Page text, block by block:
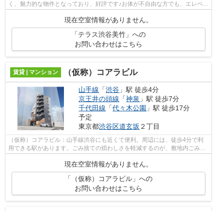
く、魅力的な物件となっており、好評です♪お体が不自由な方でも、エレベー
現在空室情報がありません。
「テラス渋谷美竹」への
お問い合わせはこちら
賃貸 | マンション （仮称）コアラビル
山手線 「渋谷 」駅 徒歩4分
京王井の頭線 「神泉 」駅 徒歩7分
千代田線 「代々木公園 」駅 徒歩17分
予定
東京都渋谷区道玄坂 ２丁目
（仮称）コアラビル：山手線渋谷にも近くて便利。周辺には、徒歩4分で利
用できる駅があります。ごみ捨ての煩わしさを軽減するのが、敷地内ごみ置
現在空室情報がありません。
「（仮称）コアラビル」への
お問い合わせはこちら